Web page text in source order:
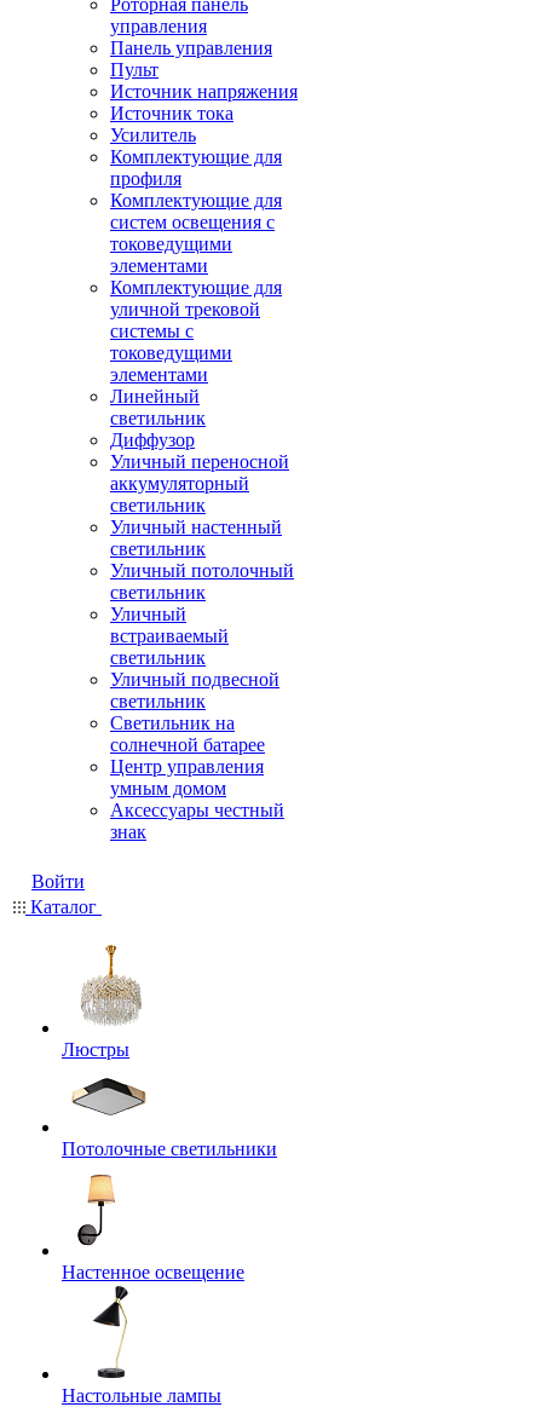
Роторная панель
управления
Панель управления
Пульт
Источник напряжения
Источник тока
Усилитель
Комплектующие для
профиля
Комплектующие для
систем освещения с
токоведущими
элементами
Комплектующие для
уличной трековой
системы с
токоведущими
элементами
Линейный
светильник
Диффузор
Уличный переносной
аккумуляторный
светильник
Уличный настенный
светильник
Уличный потолочный
светильник
Уличный
встраиваемый
светильник
Уличный подвесной
светильник
Светильник на
солнечной батарее
Центр управления
умным домом
Аксессуары честный
знак
Войти
Каталог
Люстры
Потолочные светильники
Настенное освещение
Настольные лампы